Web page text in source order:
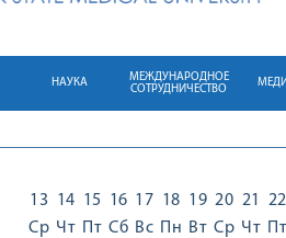
НАУКА
МЕЖДУНАРОДНОЕ
СОТРУДНИЧЕСТВО
13
Ср
14
Чт
15
Пт
16
Сб
17
Вс
18
Пн
19
Вт
20
Ср
21
Чт
22
Пт